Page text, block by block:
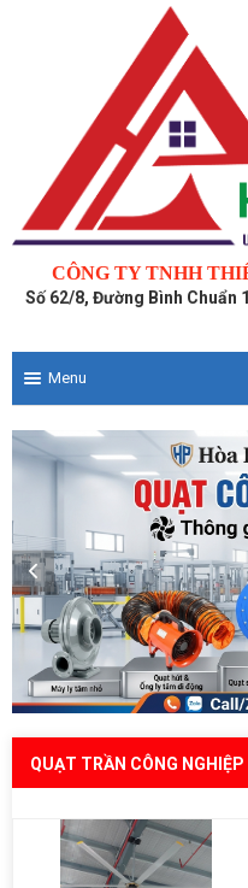
CÔNG TY TNHH
Số 62/8, Đường Bình Chuẩn
Menu
QUẠT TRẦN CÔNG NGHIỆP